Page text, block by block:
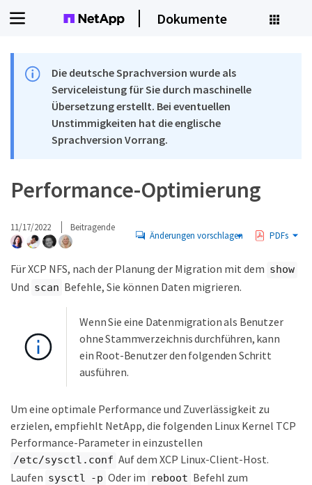
Dokumente
Die deutsche Sprachversion wurde als
Serviceleistung für Sie durch maschinelle
Übersetzung erstellt. Bei eventuellen
Unstimmigkeiten hat die englische
Sprachversion Vorrang.
Performance-Optimierung
11/17/2022 Beitragende
Änderungen vorschlagen PDFs
Für XCP NFS, nach der Planung der Migration mit dem show
Und scan Befehle, Sie können Daten migrieren.
Wenn Sie eine Datenmigration als Benutzer
ohne Stammverzeichnis durchführen, kann
ein Root-Benutzer den folgenden Schritt
ausführen.
Um eine optimale Performance und Zuverlässigkeit zu
erzielen, empfiehlt NetApp, die folgenden Linux Kernel TCP
Performance-Parameter in einzustellen
/etc/sysctl.conf Auf dem XCP Linux-Client-Host.
Laufen sysctl -p Oder im reboot Befehl zum